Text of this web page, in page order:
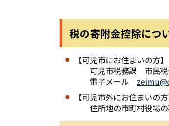
税の寄附金控除につ
【可児市にお住まいの方】
可児市税務課 市民税
電子メール
【可児市外にお住まいの方
住所地の市町村役場の